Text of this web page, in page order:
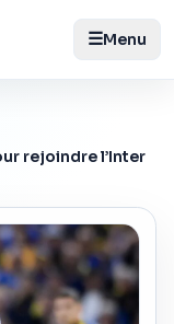
☰Menu
rejoindre l’Inter